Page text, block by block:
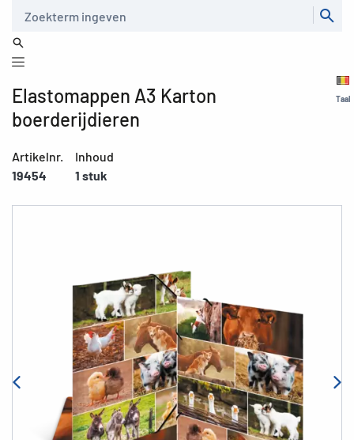
Taal
Elastomappen A3 Karton
boerderijdieren
Artikelnr.
19454
Inhoud
1 stuk